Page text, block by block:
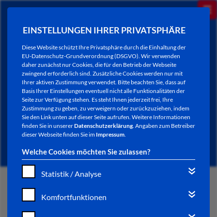
EINSTELLUNGEN IHRER PRIVATSPHÄRE
Diese Website schützt Ihre Privatsphäre durch die Einhaltung der
EU-Datenschutz-Grundverordnung (DSGVO). Wir verwenden
daher zunächst nur Cookies, die für den Betrieb der Webseite
zwingend erforderlich sind. Zusätzliche Cookies werden nur mit
Ihrer aktiven Zustimmung verwendet. Bitte beachten Sie, dass auf
Basis Ihrer Einstellungen eventuell nicht alle Funktionalitäten der
Seite zur Verfügung stehen. Es steht Ihnen jederzeit frei, Ihre
Zustimmung zu geben, zu verweigern oder zurückzuziehen, indem
Sie den Link unten auf dieser Seite aufrufen. Weitere Informationen
finden Sie in unsererDatenschutzerklärung. Angaben zum Betreiber
dieser Webseite finden Sie im Impressum.
Welche Cookies möchten Sie zulassen?
Statistik / Analyse
Komfortfunktionen
NEWSLETTER / CITY LETTER
START